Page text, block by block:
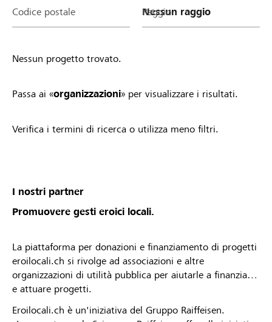
Codice postale Raggio
Nessun progetto trovato.
Passa ai «organizzazioni» per visualizzare i risultati.
Verifica i termini di ricerca o utilizza meno filtri.
I nostri partner
Promuovere gesti eroici locali.
La piattaforma per donazioni e finanziamento di progetti
eroilocali.ch si rivolge ad associazioni e altre
organizzazioni di utilità pubblica per aiutarle a finanziare
e attuare progetti.
Eroilocali.ch è un'iniziativa del Gruppo Raiffeisen.